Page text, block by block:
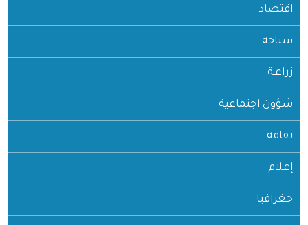
اقتصاد
سياحة
زراعـة
شؤون اجتماعية
ثقافة
إعلام
جغرافيا